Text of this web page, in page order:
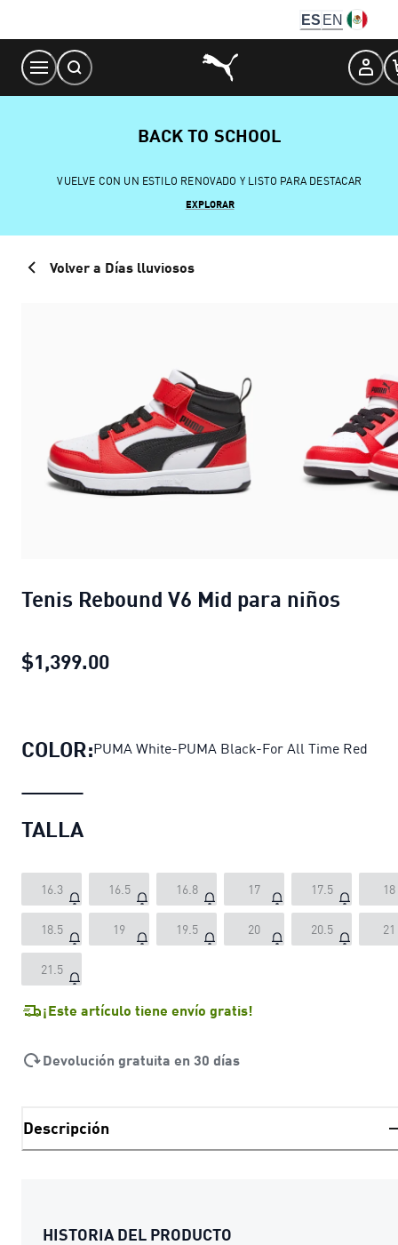
Content
ES EN
BACK TO SCHOOL
VUELVE CON UN ESTILO RENOVADO Y LISTO PARA DESTACAR
EXPLORAR
Volver a Días lluviosos
Tenis Rebound V6 Mid para niños
$1,399.00
COLOR:PUMA White-PUMA Black-For All Time Red
TALLA
16.3 16.5 16.8 17 17.5 18
18.5 19 19.5 20 20.5 21
21.5
¡Este artículo tiene envío gratis!
Devolución gratuita en 30 días
Descripción
HISTORIA DEL PRODUCTO